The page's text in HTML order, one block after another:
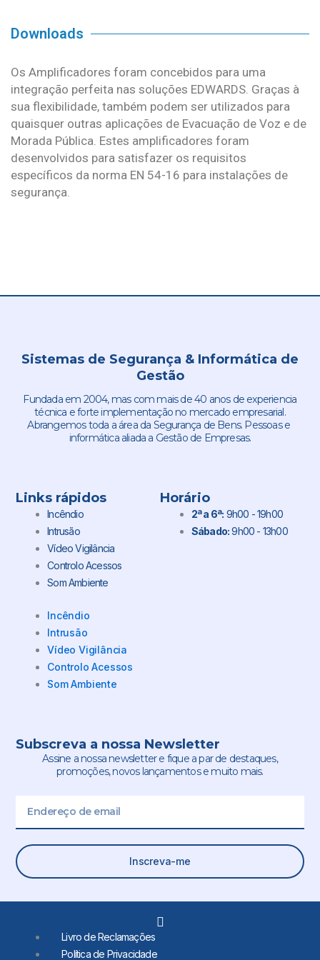
Downloads
Os Amplificadores foram concebidos para uma
integração perfeita nas soluções EDWARDS. Graças à
sua flexibilidade, também podem ser utilizados para
quaisquer outras aplicações de Evacuação de Voz e de
Morada Pública. Estes amplificadores foram
desenvolvidos para satisfazer os requisitos
específicos da norma EN 54-16 para instalações de
segurança.
Sistemas de Segurança & Informática de
Gestão
Fundada em 2004, mas com mais de 40 anos de experiencia
técnica e forte implementação no mercado empresarial.
Abrangemos toda a área da Segurança de Bens. Pessoas e
informática aliada a Gestão de Empresas.
Links rápidos
Incêndio
Intrusão
Vídeo Vigilância
Controlo Acessos
Som Ambiente
Incêndio
Intrusão
Vídeo Vigilância
Controlo Acessos
Som Ambiente
Horário
2ª a 6ª: 9h00 - 19h00
Sábado:9h00 - 13h00
Subscreva a nossa Newsletter
Assine a nossa newsletter e fique a par de destaques,
promoções, novos lançamentos e muito mais.
Inscreva-me
Livro de Reclamações
Política de Privacidade
L